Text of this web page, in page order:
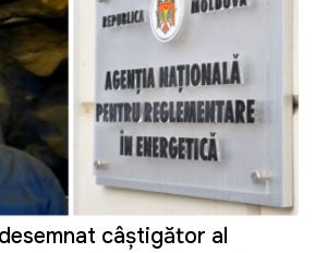
câștigător al